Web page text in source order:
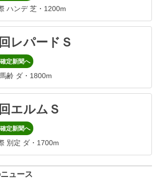
ハンデ 芝・1200m
レパードＳ
確定新聞へ
齢 ダ・1800m
エルムＳ
確定新聞へ
別定 ダ・1700m
ュース